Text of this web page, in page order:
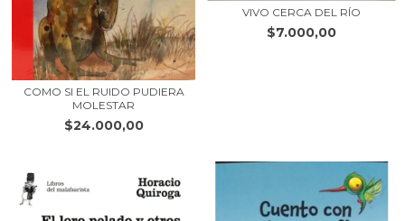
COMO SI EL RUIDO PUDIERA
MOLESTAR
$24.000,00
VIVO CERCA DEL RÍO
$7.000,00